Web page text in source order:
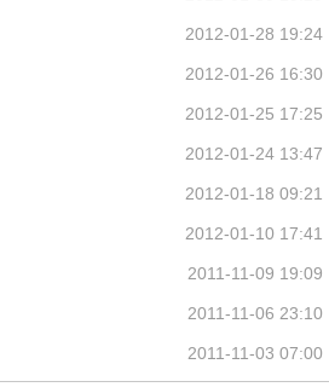
2012-01-28 19:24
2012-01-26 16:30
2012-01-25 17:25
2012-01-24 13:47
2012-01-18 09:21
2012-01-10 17:41
2011-11-09 19:09
2011-11-06 23:10
2011-11-03 07:00